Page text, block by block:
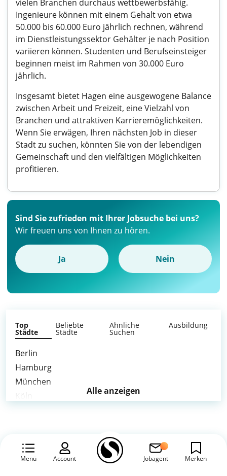
vielen Branchen durchaus wettbewerbsfähig.
Ingenieure können mit einem Gehalt von etwa
50.000 bis 60.000 Euro jährlich rechnen, während
im Dienstleistungssektor Gehälter je nach Position
variieren können. Studenten und Berufseinsteiger
beginnen meist im Rahmen von 30.000 Euro
jährlich.
Insgesamt bietet Hagen eine ausgewogene Balance
zwischen Arbeit und Freizeit, eine Vielzahl von
Branchen und attraktiven Karrieremöglichkeiten.
Wenn Sie erwägen, Ihren nächsten Job in dieser
Stadt zu suchen, könnten Sie von der lebendigen
Gemeinschaft und den vielfältigen Möglichkeiten
profitieren.
Menü Account Jobagent Merken
Sind Sie zufrieden mit Ihrer Jobsuche bei uns?
Wir freuen uns von Ihnen zu hören.
Ja Nein
Top
Städte
Beliebte
Städte
Ähnliche
Suchen
Ausbildung
Berlin
Hamburg
München
Leipzig
Alle anzeigen